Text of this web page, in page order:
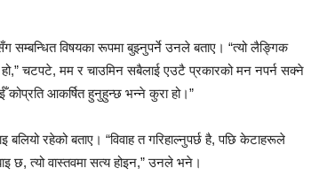
विषयका रूपमा बुझ्नुपर्ने उनले बताए। “त्यो लैङ्गिक
चटपटे, मम र चाउमिन सबैलाई एउटै प्रकारको मन नपर्न सक्ने
आकर्षित हुनुहुन्छ भन्ने कुरा हो।”
रहेको बताए। “विवाह त गरिहाल्नुपर्छ है, पछि केटाहरूले
छ, त्यो वास्तवमा सत्य होइन,” उनले भने।